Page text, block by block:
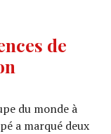
de
du monde à
a marqué deux